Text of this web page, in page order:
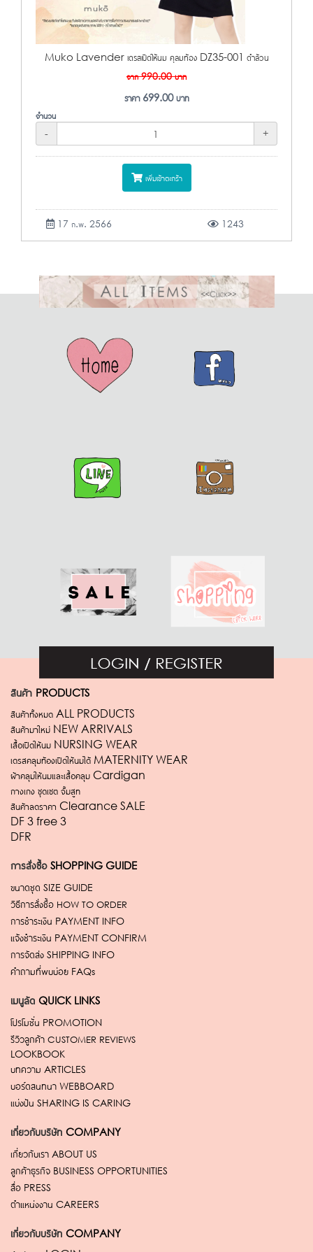
Muko Lavender เดรสเปิดให้นม คุลมท้อง DZ35-001 ดำล้วน
จาก990.00บาท
ราคา 699.00บาท
จำนวน
-
+
เพิ่มเข้าตะกร้า
17 ก.พ. 2566 1243
สินค้า PRODUCTS
สินค้าทั้งหมด ALL PRODUCTS
สินค้ามาใหม่ NEW ARRIVALS
เสื้อเปิดให้นม NURSING WEAR
เดรสคลุมท้องเปิดให้นมได้ MATERNITY WEAR
ผ้าคลุมให้นมและเสื้อคลุม Cardigan
กางเกง ชุดเซต จั้มสูท
สินค้าลดราคา Clearance SALE
DF 3 free 3
DFR
การสั่งซื้อ SHOPPING GUIDE
ขนาดชุด SIZE GUIDE
วิธีการสั่งซื้อ HOW TO ORDER
การชำระเงิน PAYMENT INFO
แจ้งชำระเงิน PAYMENT CONFIRM
การจัดส่ง SHIPPING INFO
คำถามที่พบบ่อย FAQs
เมนูลัด QUICK LINKS
โปรโมชั่น PROMOTION
รีวิวลูกค้า CUSTOMER REVIEWS
LOOKBOOK
บทความ ARTICLES
บอร์ดสนทนา WEBBOARD
แบ่งปัน SHARING IS CARING
เกี่ยวกับบริษัท COMPANY
เกี่ยวกับเรา ABOUT US
ลูกค้าธุรกิจ BUSINESS OPPORTUNITIES
สื่อ PRESS
ตำแหน่งงาน CAREERS
เกี่ยวกับบริษัท COMPANY